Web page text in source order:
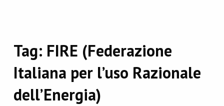
Tag: FIRE (Federazione
Italiana per l’uso Razionale
dell’Energia)